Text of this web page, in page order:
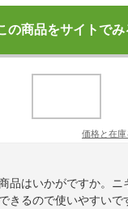
の商品をサイトでみ
価格と在庫
品はいかがですか。ニ
きるので使いやすいで